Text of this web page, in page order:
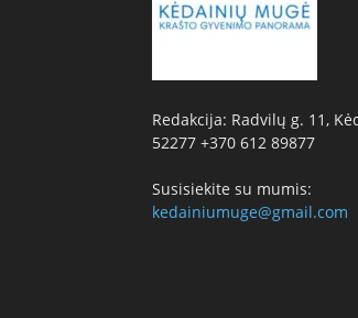
Redakcija: Radvilų g. 11,
52277 +370 612 89877
Susisiekite su mumis:
kedainiumuge@gmail.com